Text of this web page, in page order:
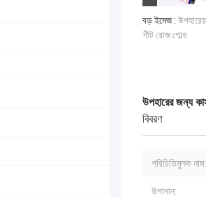
বড় ইমেজ :
শীট রোজ গোল্ড
উপহারের জন্য
বিবরণ
পরিচিতিমুলক নাম:
উপাদান: